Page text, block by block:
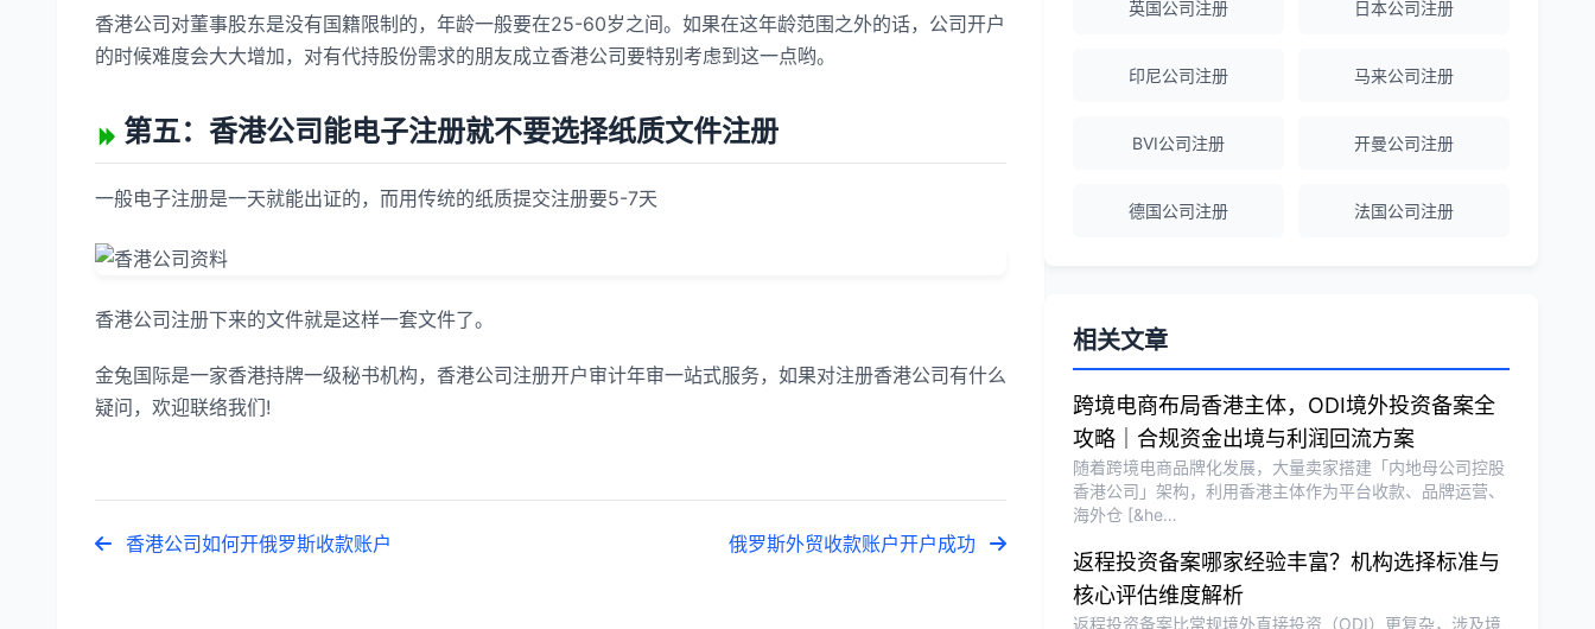
香港公司对董事股东是没有国籍限制的，年龄一般要在25-60岁之间。如果在这年龄范围之外的话，公司开户
的时候难度会大大增加，对有代持股份需求的朋友成立香港公司要特别考虑到这一点哟。
第五：香港公司能电子注册就不要选择纸质文件注册
一般电子注册是一天就能出证的，而用传统的纸质提交注册要5-7天
香港公司注册下来的文件就是这样一套文件了。
金兔国际是一家香港持牌一级秘书机构，香港公司注册开户审计年审一站式服务，如果对注册香港公司有什么
疑问，欢迎联络我们!
香港公司如何开俄罗斯收款账户 俄罗斯外贸收款账户开户成功
海外公司注册服务非常专业，顾问响应迅
越南公司注册全程指导，文件准备非常专
Michael Liu
泰国公司注册和银行开户服务高效，推
荐！
刘总 ★★★★★
泰国BOI申请+建厂规划一站式服务，完
英国公司注册 日本公司注册
印尼公司注册 马来公司注册
BVI公司注册 开曼公司注册
德国公司注册 法国公司注册
相关文章
跨境电商布局香港主体，ODI境外投资备案全
攻略｜合规资金出境与利润回流方案
随着跨境电商品牌化发展，大量卖家搭建「内地母公司控股
香港公司」架构，利用香港主体作为平台收款、品牌运营、
海外仓 [&he…
返程投资备案哪家经验丰富？机构选择标准与
核心评估维度解析
返程投资备案比常规境外直接投资（ODI）更复杂，涉及境